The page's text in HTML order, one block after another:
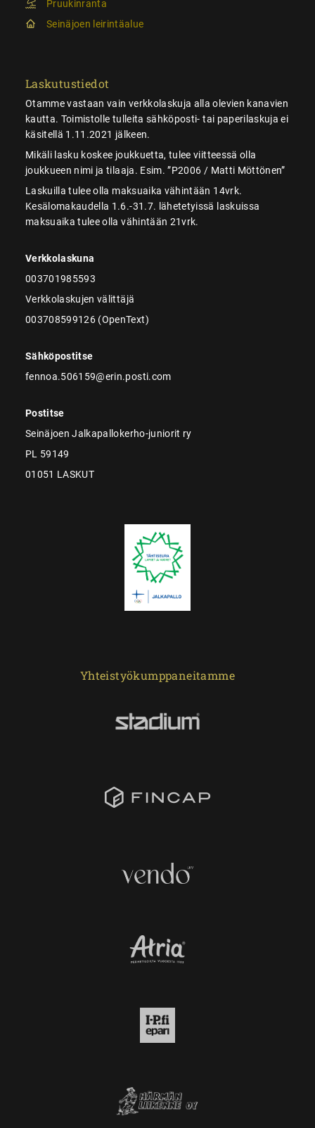
Pruukinranta
Seinäjoen leirintäalue
Laskutustiedot
Otamme vastaan vain verkkolaskuja alla olevien kanavien
kautta. Toimistolle tulleita sähköposti- tai paperilaskuja ei
käsitellä 1.11.2021 jälkeen.
Mikäli lasku koskee joukkuetta, tulee viitteessä olla
joukkueen nimi ja tilaaja. Esim. ”P2006 / Matti Möttönen”
Laskuilla tulee olla maksuaika vähintään 14vrk.
Kesälomakaudella 1.6.-31.7. lähetetyissä laskuissa
maksuaika tulee olla vähintään 21vrk.
Verkkolaskuna
003701985593
Verkkolaskujen välittäjä
003708599126 (OpenText)
Sähköpostitse
fennoa.506159@erin.posti.com
Postitse
Seinäjoen Jalkapallokerho-juniorit ry
PL 59149
01051 LASKUT
Yhteistyökumppaneitamme